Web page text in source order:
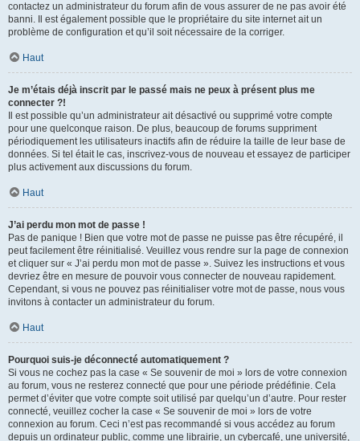
contactez un administrateur du forum afin de vous assurer de ne pas avoir été
banni. Il est également possible que le propriétaire du site internet ait un
problème de configuration et qu’il soit nécessaire de la corriger.
Haut
Je m’étais déjà inscrit par le passé mais ne peux à présent plus me
connecter ?!
Il est possible qu’un administrateur ait désactivé ou supprimé votre compte
pour une quelconque raison. De plus, beaucoup de forums suppriment
périodiquement les utilisateurs inactifs afin de réduire la taille de leur base de
données. Si tel était le cas, inscrivez-vous de nouveau et essayez de participer
plus activement aux discussions du forum.
Haut
J’ai perdu mon mot de passe !
Pas de panique ! Bien que votre mot de passe ne puisse pas être récupéré, il
peut facilement être réinitialisé. Veuillez vous rendre sur la page de connexion
et cliquer sur « J’ai perdu mon mot de passe ». Suivez les instructions et vous
devriez être en mesure de pouvoir vous connecter de nouveau rapidement.
Cependant, si vous ne pouvez pas réinitialiser votre mot de passe, nous vous
invitons à contacter un administrateur du forum.
Haut
Pourquoi suis-je déconnecté automatiquement ?
Si vous ne cochez pas la case « Se souvenir de moi » lors de votre connexion
au forum, vous ne resterez connecté que pour une période prédéfinie. Cela
permet d’éviter que votre compte soit utilisé par quelqu’un d’autre. Pour rester
connecté, veuillez cocher la case « Se souvenir de moi » lors de votre
connexion au forum. Ceci n’est pas recommandé si vous accédez au forum
depuis un ordinateur public, comme une librairie, un cybercafé, une université,